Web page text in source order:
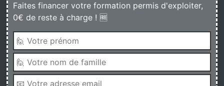
Faites financer votre formation permis d'exploiter,
0€ de reste à charge ! 🆓